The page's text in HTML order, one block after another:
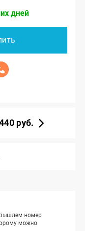
дней
руб.
номер
можно